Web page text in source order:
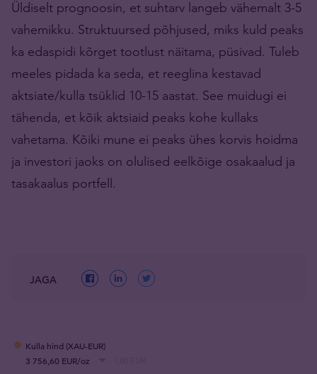
Üldiselt prognoosin, et suhtarv langeb vähemalt 3-5
vahemikku. Struktuursed põhjused, miks kuld peaks
ka edaspidi kõrget tootlust näitama, püsivad. Tuleb
meeles pidada ka seda, et reeglina kestavad
aktsiate/kulla tsüklid 10-15 aastat. See muidugi ei
tähenda, et kõik aktsiaid peaks kohe kullaks
vahetama. Kõiki mune ei peaks ühes korvis hoidma
ja investori jaoks on olulised eelkõige osakaalud ja
tasakaalus portfell.
JAGA
Kulla hind (XAU-EUR)
3 756,60 EUR/oz